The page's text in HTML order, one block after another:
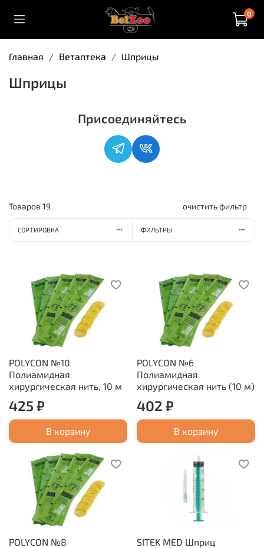
0
Главная Ветаптека Шприцы
Шприцы
Товаров 19 очистить фильтр
СОРТИРОВКА ФИЛЬТРЫ
POLYCON №10
Полиамидная
хирургическая нить, 10 м
425 ₽
В корзину
POLYCON №6
Полиамидная
хирургическая нить (10 м)
402 ₽
В корзину
POLYCON №8
SITEK MED Шприц
Присоединяйтесь